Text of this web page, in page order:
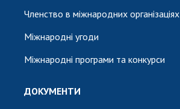
Членство в міжнародних організаціях
Міжнародні угоди
Міжнародні програми та конкурси
ДОКУМЕНТИ